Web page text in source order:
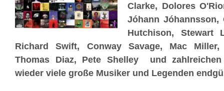
Clarke, Dolores
Jóhann Jóhannsson,
Hutchison, Stewart
Richard Swift, Conway Savage, Mac Miller,
Thomas Diaz, Pete Shelley und
wieder viele große Musiker und Legenden